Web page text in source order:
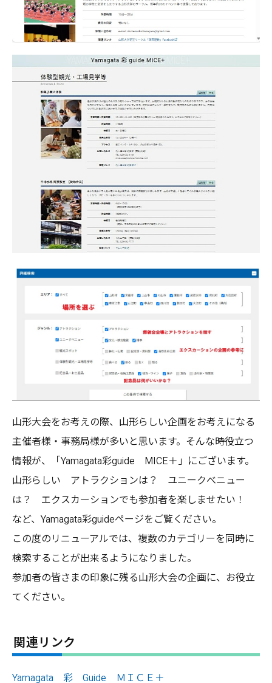
山形大会をお考えの際、山形らしい企画をお考えになる
主催者様・事務局様が多いと思います。そんな時役立つ
情報が、「Yamagata彩guide MICE＋」にございます。
山形らしい アトラクションは？ ユニークべニュー
は？ エクスカーションでも参加者を楽しませたい！
など、Yamagata彩guideページをご覧ください。
この度のリニューアルでは、複数のカテゴリーを同時に
検索することが出来るようになりました。
参加者の皆さまの印象に残る山形大会の企画に、お役立
てください。
関連リンク
Yamagata 彩 Guide ＭＩＣＥ＋